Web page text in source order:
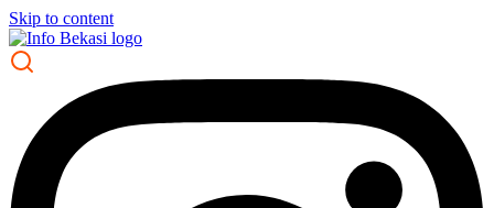
Skip to content